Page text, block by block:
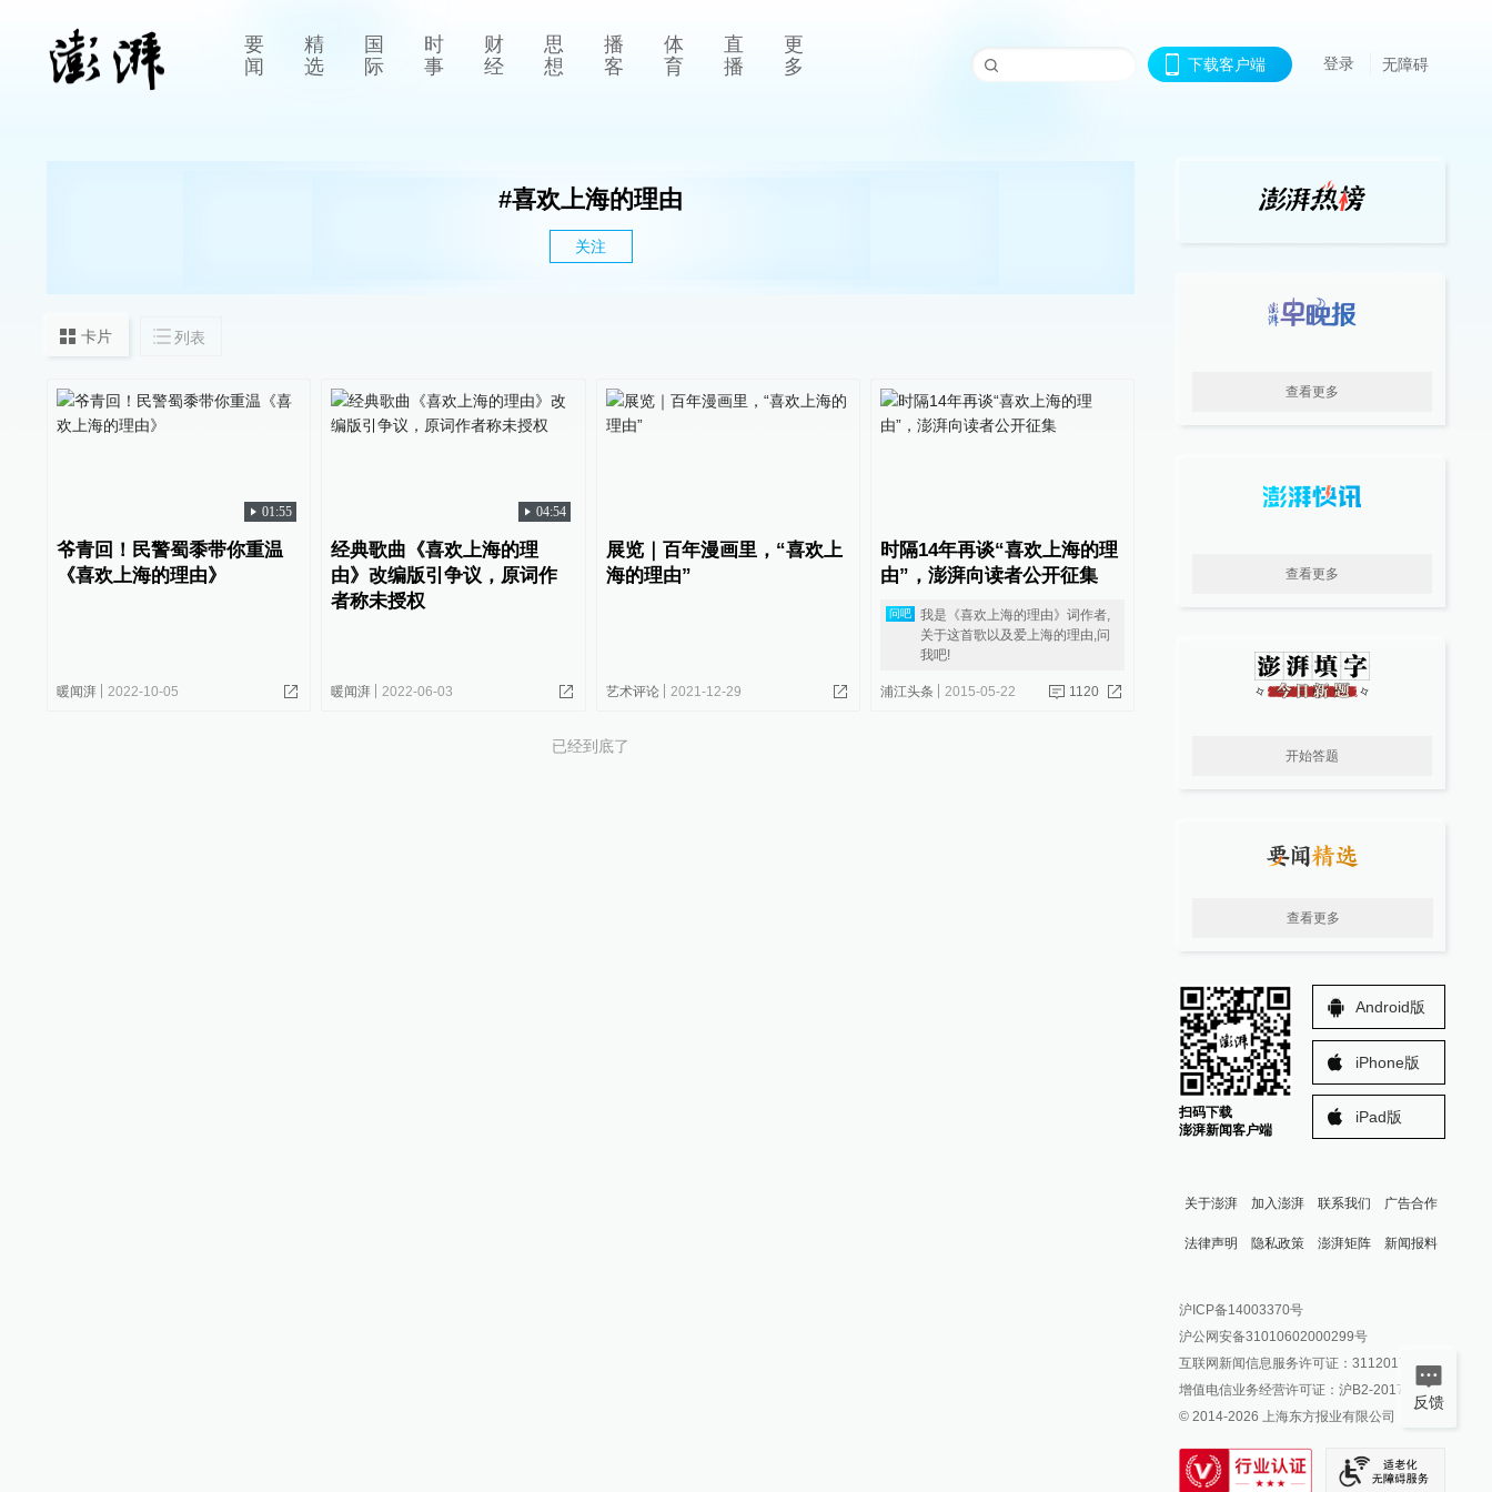
要
闻
精
选
国
际
时
事
财
经
思
想
播
客
体
育
直
播
更
多
下载客户端 登录 无障碍
#喜欢上海的理由
关注
卡片 列表
01:55
爷青回！民警蜀黍带你重温
《喜欢上海的理由》
暖闻湃 2022-10-05
04:54
经典歌曲《喜欢上海的理
由》改编版引争议，原词作
者称未授权
暖闻湃 2022-06-03
展览｜百年漫画里，“喜欢上
海的理由”
艺术评论 2021-12-29
时隔14年再谈“喜欢上海的理
由”，澎湃向读者公开征集
问吧
我是《喜欢上海的理由》词作者,
关于这首歌以及爱上海的理由,问
我吧!
浦江头条 2015-05-22 1120
已经到底了
查看更多
查看更多
开始答题
查看更多
扫码下载
澎湃新闻客户端
Android版
iPhone版
iPad版
关于澎湃 加入澎湃 联系我们 广告合作
法律声明 隐私政策 澎湃矩阵
澎湃新闻公众号
澎湃新闻抖音号
派生万物开放平台
IP SHANGHAI
SIXTH TONE
新闻报料
报料邮箱: news@thepaper.cn
沪ICP备14003370号
沪公网安备31010602000299号
互联网新闻信息服务许可证：31120170006
增值电信业务经营许可证：沪B2-2017116
© 2014-2026 上海东方报业有限公司
反馈